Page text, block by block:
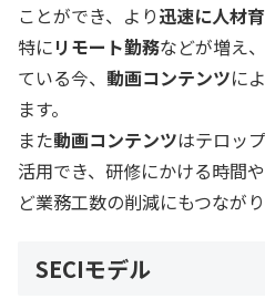
ことができ、より迅速に人材
特にリモート勤務などが増え
ている今、 動画コンテンツに
ます。
また動画コンテンツはテロッ
活用でき、研修にかける時間
ど業務工数の削減にもつながり
SECIモデル